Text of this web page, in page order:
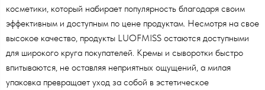
косметики, который набирает популярность благодаря своим
эффективным и доступным по цене продуктам. Несмотря на свое
высокое качество, продукты LUOFMISS остаются доступными
для широкого круга покупателей. Кремы и сыворотки быстро
впитываются, не оставляя неприятных ощущений, а милая
упаковка превращает уход за собой в эстетическое